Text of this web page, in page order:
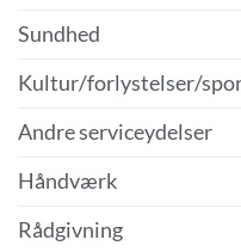
Sundhed
Kultur/forlystelser/
Andre serviceydelser
Håndværk
Rådgivning